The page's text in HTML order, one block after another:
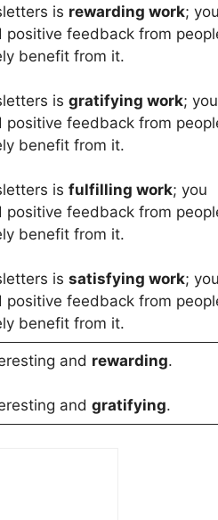
is rewarding work; you
positive feedback from
benefit from it.
is gratifying work; you
positive feedback from
benefit from it.
is fulfilling work; you
positive feedback from
benefit from it.
is satisfying work; you
positive feedback from
benefit from it.
and rewarding.
and gratifying.